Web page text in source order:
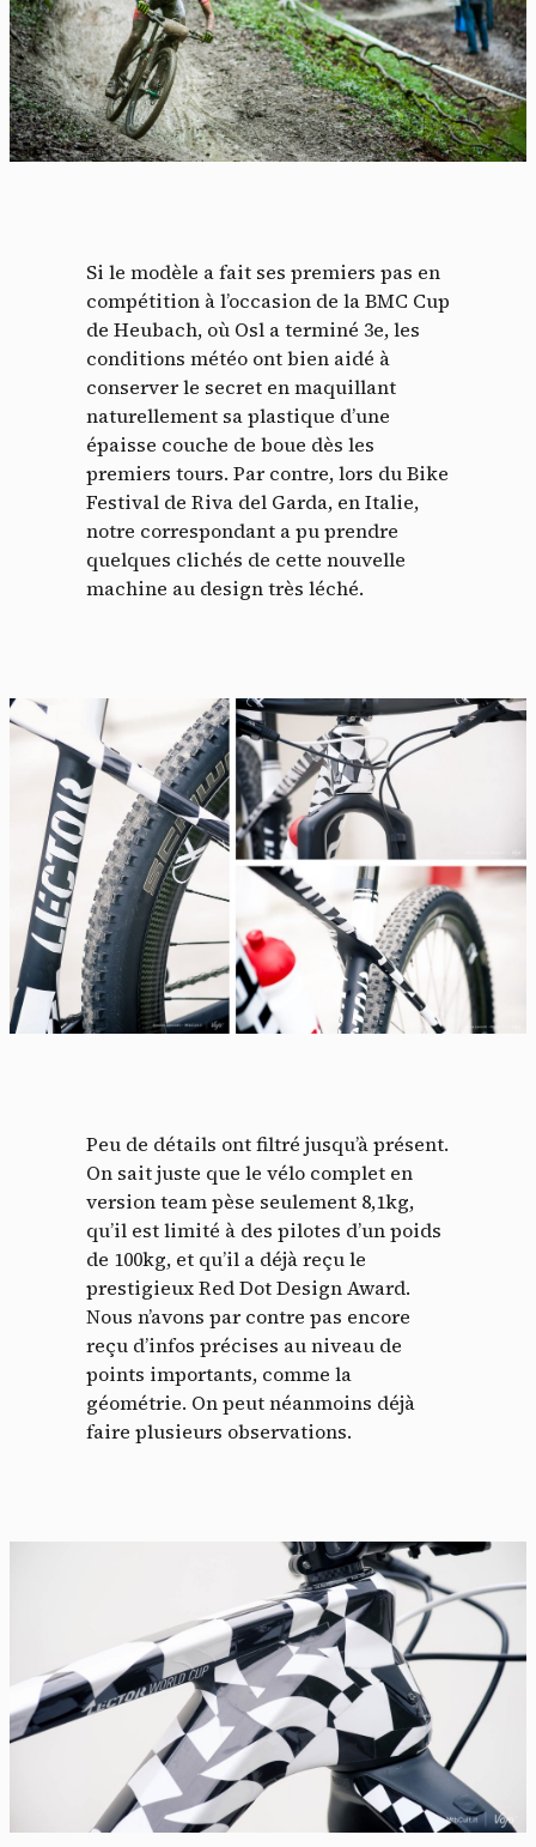
Si le modèle a fait ses premiers pas en
compétition à l’occasion de la BMC Cup
de Heubach, où Osl a terminé 3e, les
conditions météo ont bien aidé à
conserver le secret en maquillant
naturellement sa plastique d’une
épaisse couche de boue dès les
premiers tours. Par contre, lors du Bike
Festival de Riva del Garda, en Italie,
notre correspondant a pu prendre
quelques clichés de cette nouvelle
machine au design très léché.
Peu de détails ont filtré jusqu’à présent.
On sait juste que le vélo complet en
version team pèse seulement 8,1kg,
qu’il est limité à des pilotes d’un poids
de 100kg, et qu’il a déjà reçu le
prestigieux Red Dot Design Award.
Nous n’avons par contre pas encore
reçu d’infos précises au niveau de
points importants, comme la
géométrie. On peut néanmoins déjà
faire plusieurs observations.